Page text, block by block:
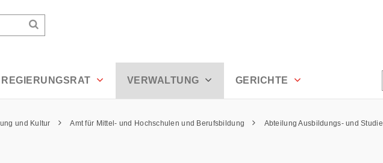
Suchen
REGIERUNGSRAT VERWALTUNG GERICHTE
und Kultur Amt für Mittel- und Hochschulen und Berufsbildung Abteilung Ausbildungs- und